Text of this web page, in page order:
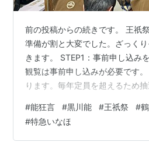
前の投稿からの続きです。 王祇
準備が割と大変でした。ざっく
きます。 STEP1：事前申し込み
観覧は事前申し込みが必要です
ります。毎年定員を超えるため
前年の8月1日〜11月30日 ちなみ
の観覧は事前申し込み不要です。
類が届く めでたく当選すると12
#能狂言 #黒川能 #王祇祭 #
#特急いなほ